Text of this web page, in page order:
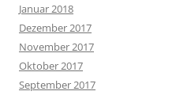
Januar 2018
Dezember 2017
November 2017
Oktober 2017
September 2017